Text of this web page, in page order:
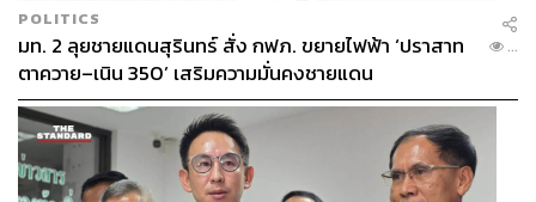
POLITICS
มท. 2 ลุยชายแดนสุรินทร์ สั่ง กฟภ. ขยายไฟฟ้า ‘ปราสาท
ตาควาย–เนิน 350’ เสริมความมั่นคงชายแดน
...